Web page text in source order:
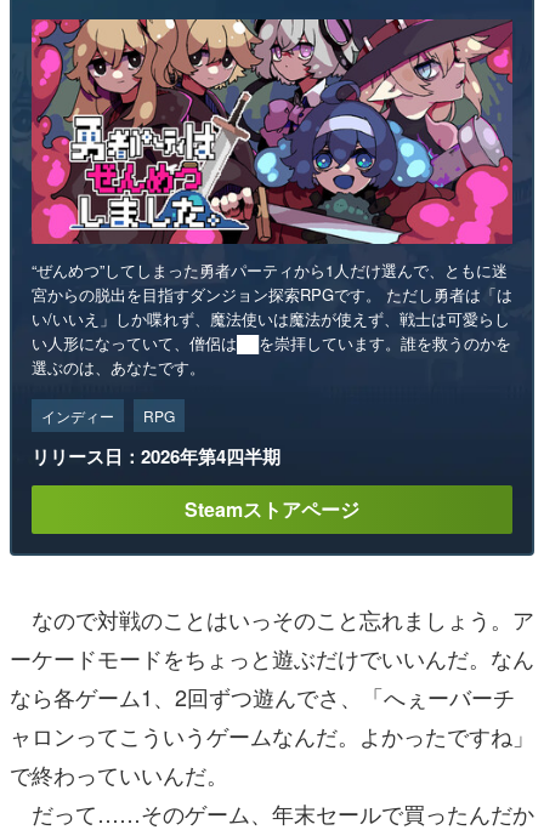
“ぜんめつ”してしまった勇者パーティから1人だけ選んで、ともに迷
宮からの脱出を目指すダンジョン探索RPGです。 ただし勇者は「は
い/いいえ」しか喋れず、魔法使いは魔法が使えず、戦士は可愛らし
い人形になっていて、僧侶は██を崇拝しています。誰を救うのかを
選ぶのは、あなたです。
インディー RPG
リリース日：2026年第4四半期
Steamストアページ
なので対戦のことはいっそのこと忘れましょう。ア
ーケードモードをちょっと遊ぶだけでいいんだ。なん
なら各ゲーム1、2回ずつ遊んでさ、「へぇーバーチ
ャロンってこういうゲームなんだ。よかったですね」
で終わっていいんだ。
だって……そのゲーム、年末セールで買ったんだか